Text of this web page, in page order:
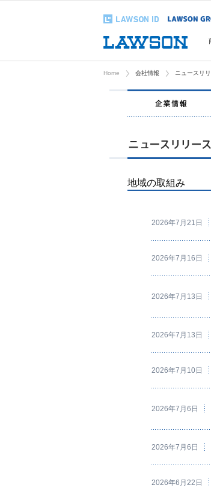
Home 会社情報 ニュースリ
地域の取組み
2026年7月21日
2026年7月16日
2026年7月13日
2026年7月13日
2026年7月10日
2026年7月6日
2026年7月6日
2026年6月22日